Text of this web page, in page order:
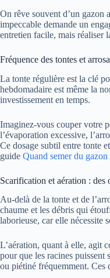
On rêve souvent d’un gazon
impeccable demande un
entretien facile, mais réaliser
Fréquence des tontes et
La tonte régulière est la clé
hebdomadaire est même la
investissement en temps.
Imaginez-vous couper votre
l’évaporation excessive,
Ce dosage subtil entre tonte
guide Quand semer du
Scarification et aération : des
Au-delà de la tonte et de
chaume et les débris qui
laborieuse, car elle nécessite
L’aération, quant à elle, agit
pour que les racines puissent
ou piétiné fréquemment. Ces